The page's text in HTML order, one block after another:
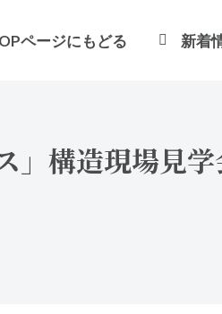
ページにもどる 新着
構造現場見学